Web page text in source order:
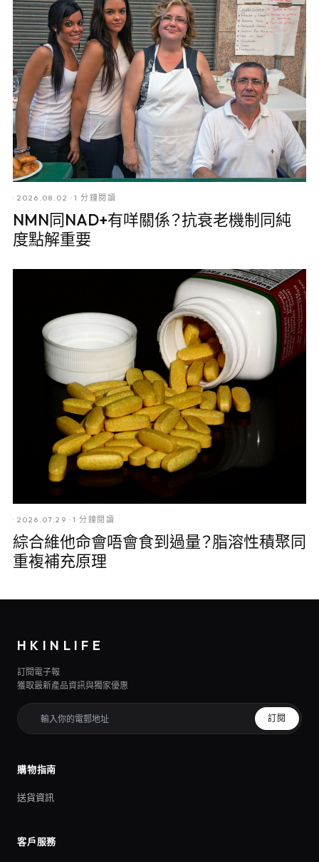
· 2026.08.02 ·1 分鐘閱讀
NMN同NAD+有咩關係？抗衰老機制同純
度點解重要
· 2026.07.29 ·1 分鐘閱讀
綜合維他命會唔會食到過量？脂溶性積聚同
重複補充原理
HKINLIFE
訂閱電子報
獲取最新產品資訊與獨家優惠
訂閱
購物指南
送貨資訊
客戶服務